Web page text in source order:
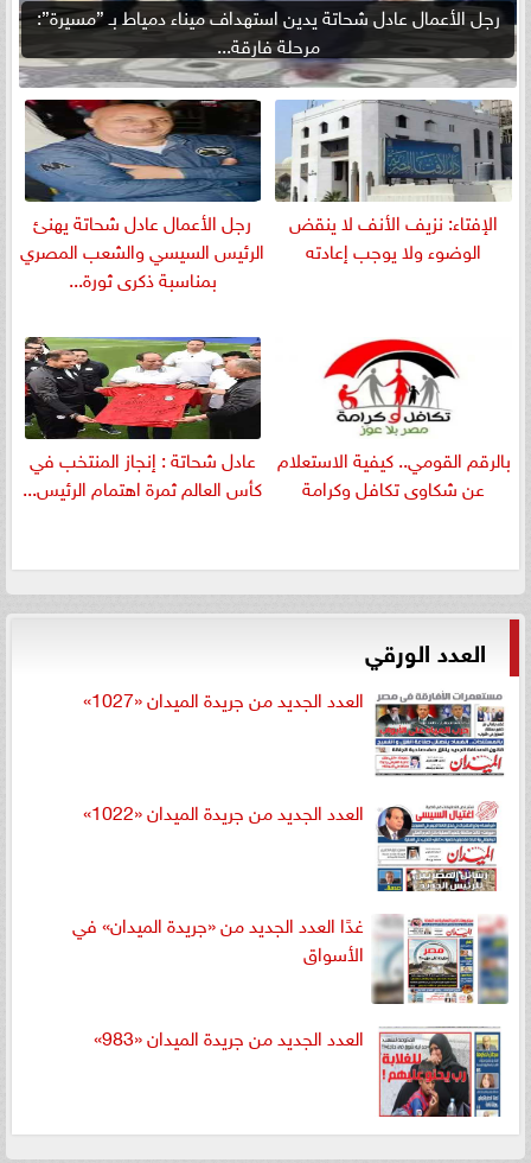
رجل الأعمال عادل شحاتة يدين استهداف ميناء دمياط بـ ”مسيرة”:
مرحلة فارقة...
الإفتاء: نزيف الأنف لا ينقض
الوضوء ولا يوجب إعادته
رجل الأعمال عادل شحاتة يهنئ
الرئيس السيسي والشعب المصري
بمناسبة ذكرى ثورة...
بالرقم القومي.. كيفية الاستعلام
عن شكاوى تكافل وكرامة
عادل شحاتة : إنجاز المنتخب في
كأس العالم ثمرة اهتمام الرئيس...
العدد الورقي
العدد الجديد من جريدة الميدان «1027»
العدد الجديد من جريدة الميدان «1022»
غدًا العدد الجديد من «جريدة الميدان» في
الأسواق
العدد الجديد من جريدة الميدان «983»